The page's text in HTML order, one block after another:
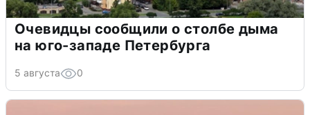
Очевидцы сообщили о столбе дыма
на юго-западе Петербурга
5 августа 0